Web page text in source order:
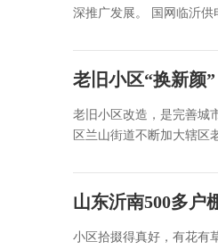
深推广发展。 国网临沂
老旧小区“换新颜
老旧小区改造，是完善城
区兰山街道不断加大辖区
山东沂南500多户
小区拾掇得真好，有花有